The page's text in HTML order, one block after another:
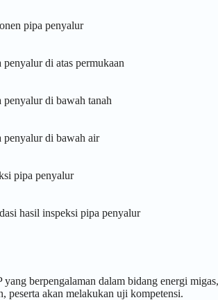
pipa penyalur
di atas permukaan
di bawah tanah
penyalur di bawah air
pipa penyalur
hasil inspeksi pipa penyalur
berpengalaman dalam bidang energi
peserta akan melakukan uji kompetensi.